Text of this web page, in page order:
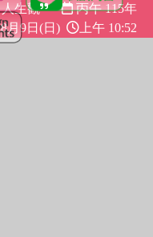
人生觀
丙午 115年
8月9日(日)
上午 10:52